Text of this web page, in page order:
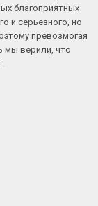
благоприятных
и серьезного, но
превозмогая
мы верили, что